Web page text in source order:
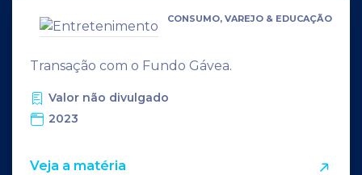
CONSUMO, VAREJO & EDUCAÇÃO
Transação com o Fundo Gávea.
Valor não divulgado
2023
Veja a matéria